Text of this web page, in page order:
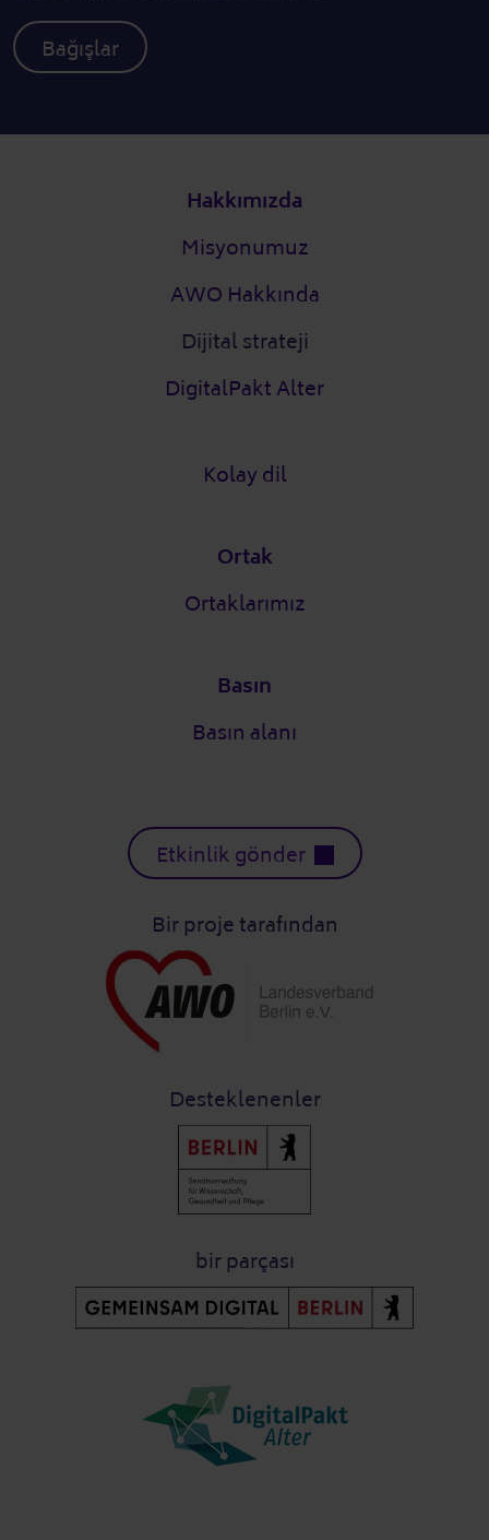
Bağışlar
Hakkımızda
Misyonumuz
AWO Hakkında
Dijital strateji
DigitalPakt Alter
Kolay dil
Ortak
Ortaklarımız
Basın
Basın alanı
Etkinlik gönder
Bir proje tarafından
Desteklenenler
bir parçası